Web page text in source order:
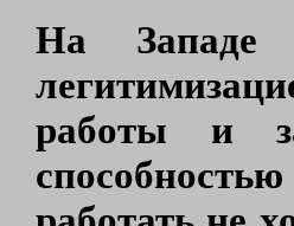
На Западе
работы и